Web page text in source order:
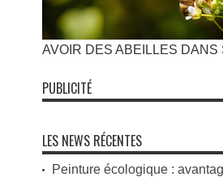
AVOIR DES ABEILLES DANS
PUBLICITÉ
LES NEWS RÉCENTES
Peinture écologique :